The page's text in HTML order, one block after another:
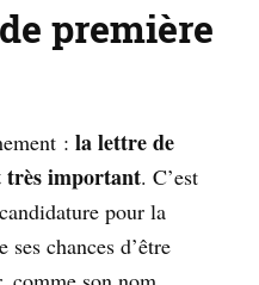
première
: la lettre de
très important. C’est
pour la
chances d’être